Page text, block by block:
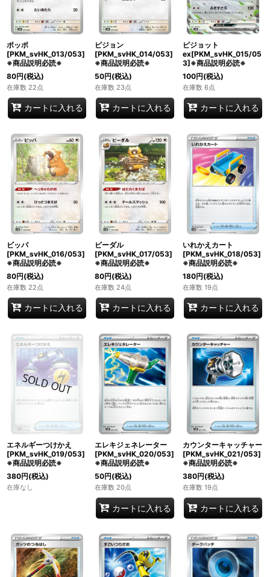
ポッポ
[PKM_svHK_013/053]
※商品説明必読※
80円(税込)
在庫数 22点
カートに入れる
ピジョン
[PKM_svHK_014/053]
※商品説明必読※
50円(税込)
在庫数 23点
カートに入れる
ピジョット
ex[PKM_svHK_015/05
3]※商品説明必読※
100円(税込)
在庫数 6点
カートに入れる
ビッパ
[PKM_svHK_016/053]
※商品説明必読※
80円(税込)
在庫数 22点
カートに入れる
ビーダル
[PKM_svHK_017/053]
※商品説明必読※
80円(税込)
在庫数 24点
カートに入れる
いれかえカート
[PKM_svHK_018/053]
※商品説明必読※
180円(税込)
在庫数 19点
カートに入れる
エネルギーつけかえ
[PKM_svHK_019/053]
※商品説明必読※
380円(税込)
在庫なし
エレキジェネレーター
[PKM_svHK_020/053]
※商品説明必読※
50円(税込)
在庫数 20点
カートに入れる
カウンターキャッチャー
[PKM_svHK_021/053]
※商品説明必読※
380円(税込)
在庫数 19点
カートに入れる